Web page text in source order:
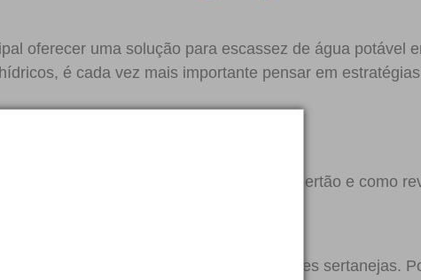
oferecer uma solução para escassez de água potável
é cada vez mais importante pensar em
à água. Como isso impacta o sertão e como
hídricas que ofertamos às comunidades sertanejas.